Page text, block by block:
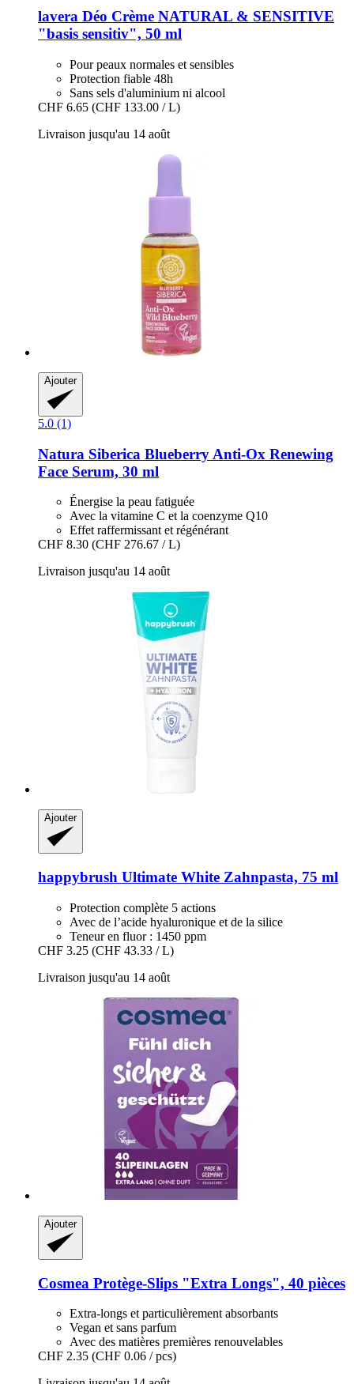
lavera Déo Crème NATURAL & SENSITIVE
"basis sensitiv", 50 ml
Pour peaux normales et sensibles
Protection fiable 48h
Sans sels d'aluminium ni alcool
CHF 6.65 (CHF 133.00 / L)
Livraison jusqu'au 14 août
Ajouter
5.0 (1)
Natura Siberica Blueberry Anti-​Ox Renewing
Face Serum, 30 ml
Énergise la peau fatiguée
Avec la vitamine C et la coenzyme Q10
Effet raffermissant et régénérant
CHF 8.30 (CHF 276.67 / L)
Livraison jusqu'au 14 août
Ajouter
happybrush Ultimate White Zahnpasta, 75 ml
Protection complète 5 actions
Avec de l’acide hyaluronique et de la silice
Teneur en fluor : 1450 ppm
CHF 3.25 (CHF 43.33 / L)
Livraison jusqu'au 14 août
Ajouter
Cosmea Protège-​Slips "Extra Longs", 40 pièces
Extra-longs et particulièrement absorbants
Vegan et sans parfum
Avec des matières premières renouvelables
CHF 2.35 (CHF 0.06 / pcs)